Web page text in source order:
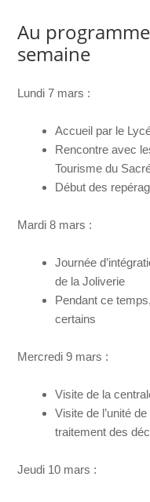
Au
semaine
Lundi 7 mars :
Accueil par le
Rencontre avec
Tourisme du
Début des
Mardi 8 mars :
Journée
de la Joliverie
Pendant ce
certains
Mercredi 9 mars :
Visite de la
Visite de l’unité
traitement des
Jeudi 10 mars :